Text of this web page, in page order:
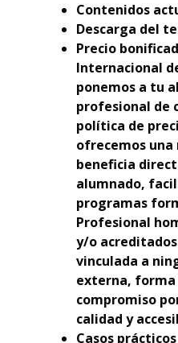
Contenidos
Descarga del
Precio
Internacional
ponemos a tu
profesional de
política de
ofrecemos
beneficia
alumnado,
programas
Profesional
y/o
vinculada a
externa,
compromiso
calidad y
Casos